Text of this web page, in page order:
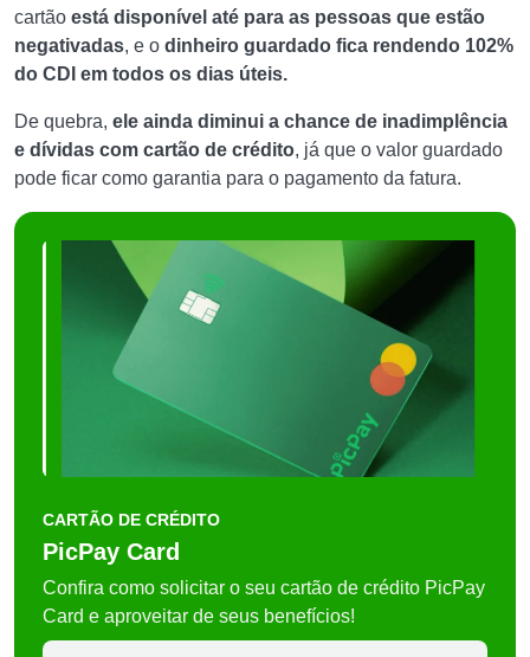
cartão está disponível até para as pessoas que estão
negativadas, e o dinheiro guardado fica rendendo 102%
do CDI em todos os dias úteis.
De quebra, ele ainda diminui a chance de inadimplência
e dívidas com cartão de crédito, já que o valor guardado
pode ficar como garantia para o pagamento da fatura.
CARTÃO DE CRÉDITO
PicPay Card
Confira como solicitar o seu cartão de crédito PicPay
Card e aproveitar de seus benefícios!